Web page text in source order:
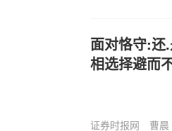
面对恪守:还
相选择避而
证券时报网 曹晨